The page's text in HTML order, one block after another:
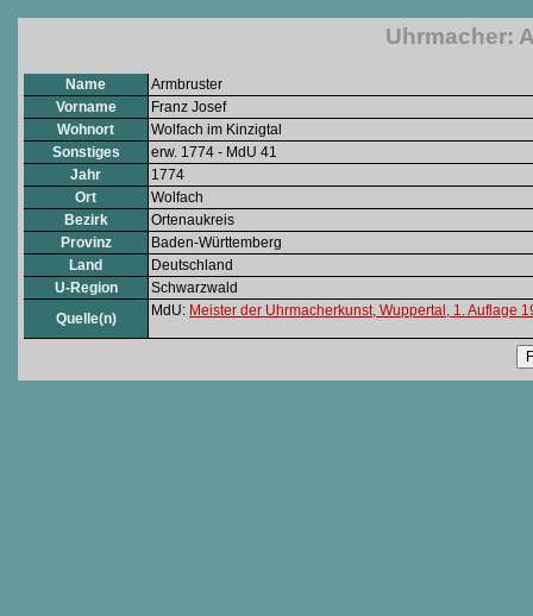
Uhrmacher:
Name
Armbruster
Vorname
Franz Josef
Wohnort
Wolfach im Kinzigtal
Sonstiges
erw. 1774 - MdU 41
Jahr
1774
Ort
Wolfach
Bezirk
Ortenaukreis
Provinz
Baden-Württemberg
Land
Deutschland
U-Region
Schwarzwald
Quelle(n)
MdU: Meister der Uhrmacherkunst, Wuppertal, 1. Auflage